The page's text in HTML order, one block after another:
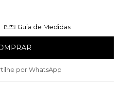
Guia de Medidas
por WhatsApp